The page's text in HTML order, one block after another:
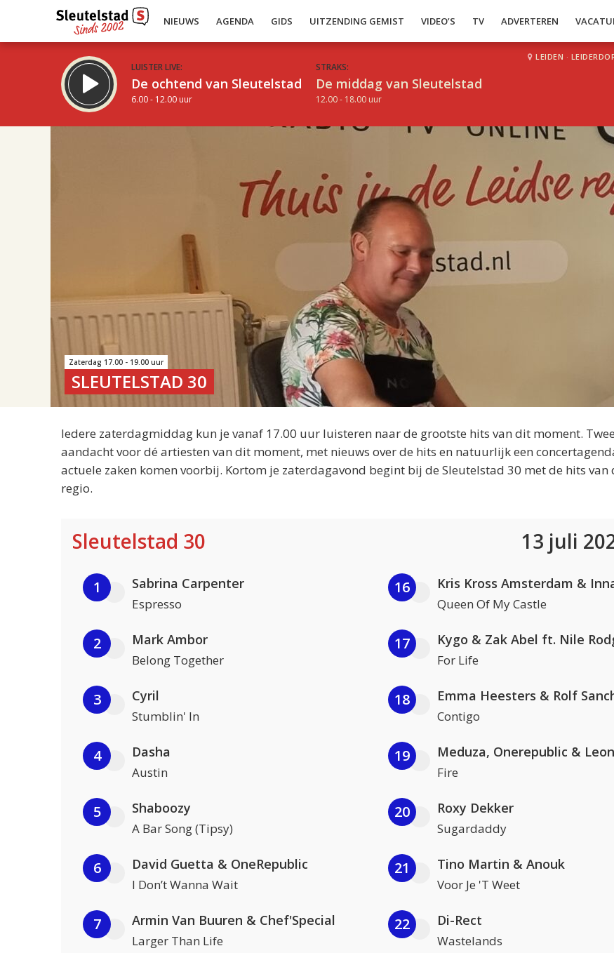
NIEUWS AGENDA GIDS UITZENDING GEMIST VIDEO’S TV ADVERTEREN
LUISTER LIVE:
De ochtend van Sleutelstad
6.00 - 12.00 uur
STRAKS:
De middag van Sleutelstad
12.00 - 18.00 uur
LEIDEN ·
Zaterdag 17.00 - 19.00 uur
SLEUTELSTAD 30
Iedere zaterdagmiddag kun je vanaf 17.00 uur luisteren naar de grootste hits van dit moment.
aandacht voor dé artiesten van dit moment, met nieuws over de hits en natuurlijk een
actuele zaken komen voorbij. Kortom je zaterdagavond begint bij de Sleutelstad 30 met de hits van
regio.
Sleutelstad 30 13 juli
1 Sabrina Carpenter
Espresso
2 Mark Ambor
Belong Together
3 Cyril
Stumblin' In
4 Dasha
Austin
5 Shaboozy
A Bar Song (Tipsy)
6 David Guetta & OneRepublic
I Don’t Wanna Wait
7 Armin Van Buuren & Chef'Special
Larger Than Life
16 Kris Kross Amsterdam &
Queen Of My Castle
17 Kygo & Zak Abel ft. Nile
For Life
18 Emma Heesters & Rolf
Contigo
19 Meduza, Onerepublic &
Fire
20 Roxy Dekker
Sugardaddy
21 Tino Martin & Anouk
Voor Je 'T Weet
22 Di-Rect
Wastelands